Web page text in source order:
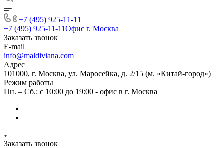
+7 (495) 925-11-11
+7 (495) 925-11-11Офис г. Москва
Заказать звонок
E-mail
info@maldiviana.com
Адрес
101000, г. Москва, ул. Маросейка, д. 2/15 (м. «Китай-город»)
Режим работы
Пн. – Сб.: с 10:00 до 19:00 - офис в г. Москва
Заказать звонок